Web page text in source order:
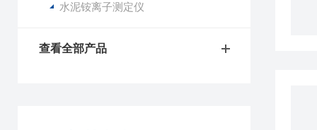
水泥铵离子测定仪
查看全部产品